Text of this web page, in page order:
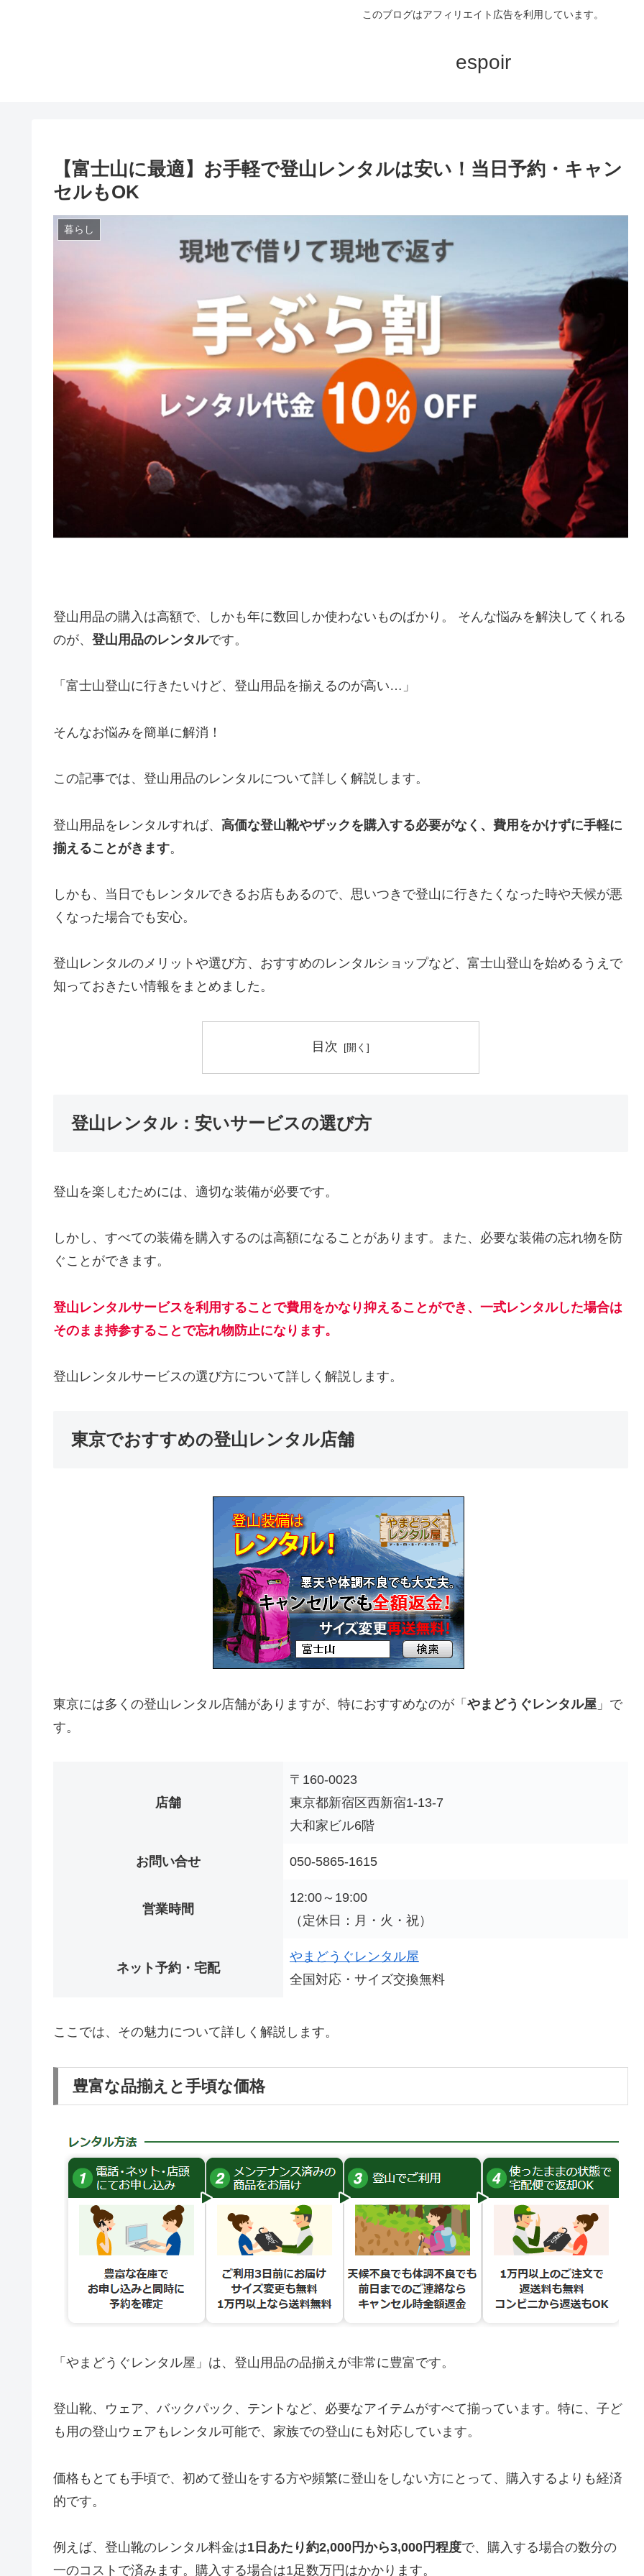
このブログはアフィリエイト広告を利用しています。
espoir
【富士山に最適】お手軽で登山レンタルは安い！当日予約・キャン
セルもOK
暮らし
登山用品の購入は高額で、しかも年に数回しか使わないものばかり。 そんな悩みを解決してくれる
のが、 登山用品のレンタルです。
「富士山登山に行きたいけど、登山用品を揃えるのが高い…」
そんなお悩みを簡単に解消！
この記事では、登山用品のレンタルについて詳しく解説します。
登山用品をレンタルすれば、 高価な登山靴やザックを購入する必要がなく、費用をかけずに手軽に
揃えることがきます。
しかも、当日でもレンタルできるお店もあるので、思いつきで登山に行きたくなった時や天候が悪
くなった場合でも安心。
登山レンタルのメリットや選び方、おすすめのレンタルショップなど、富士山登山を始めるうえで
知っておきたい情報をまとめました。
目次
登山レンタル：安いサービスの選び方
登山を楽しむためには、適切な装備が必要です。
しかし、すべての装備を購入するのは高額になることがあります。また、必要な装備の忘れ物を防
ぐことができます。
登山レンタルサービスを利用することで費用をかなり抑えることができ、一式レンタルした場合は
そのまま持参することで忘れ物防止になります。
登山レンタルサービスの選び方について詳しく解説します。
東京でおすすめの登山レンタル店舗
東京には多くの登山レンタル店舗がありますが、特におすすめなのが「 やまどうぐレンタル屋 」で
す。
店舗
〒160-0023
東京都新宿区西新宿1-13-7
大和家ビル6階
お問い合せ 050-5865-1615
営業時間
12:00～19:00
（定休日：月・火・祝）
ネット予約・宅配
やまどうぐレンタル屋
全国対応・サイズ交換無料
ここでは、その魅力について詳しく解説します。
豊富な品揃えと手頃な価格
「やまどうぐレンタル屋」は、登山用品の品揃えが非常に豊富です。
登山靴、ウェア、バックパック、テントなど、必要なアイテムがすべて揃っています。特に、子ど
も用の登山ウェアもレンタル可能で、家族での登山にも対応しています。
価格もとても手頃で、初めて登山をする方や頻繁に登山をしない方にとって、購入するよりも経済
的です。
例えば、登山靴のレンタル料金は1日あたり約2,000円から3,000円程度で、購入する場合の数分の
一のコストで済みます。購入する場合は1足数万円はかかります。